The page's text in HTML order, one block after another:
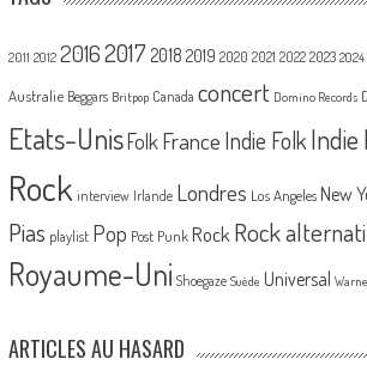
2011 2012 20162017 2018 2019 2020 2021 2022 2023 2024
Australie Beggars Britpop Canada concert Domino Records
Etats-UnisFolk France Indie Folk Indie
Rock interview Irlande Londres Los Angeles New
Pias playlist Pop Post Punk Rock Rock
Royaume-Uni Shoegaze Suède Universal
ARTICLES AU HASARD